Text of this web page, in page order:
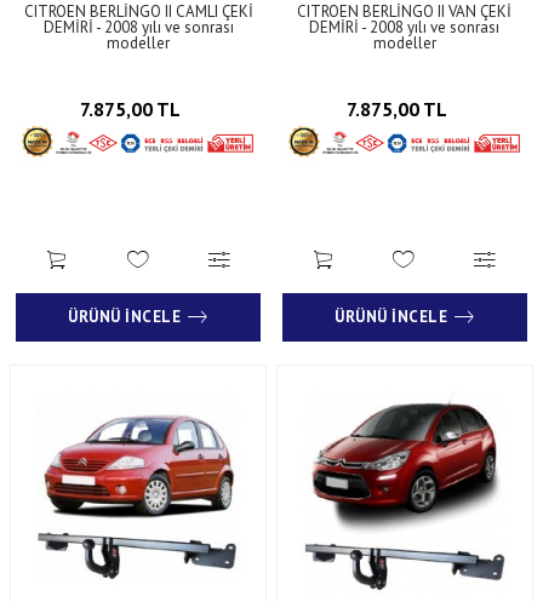
CITROEN BERLİNGO II CAMLI ÇEKİ
DEMİRİ - 2008 yılı ve sonrası
modeller
7.875,00 TL
ÜRÜNÜ İNCELE
CITROEN BERLİNGO II VAN ÇEKİ
DEMİRİ - 2008 yılı ve sonrası
modeller
7.875,00 TL
ÜRÜNÜ İNCELE